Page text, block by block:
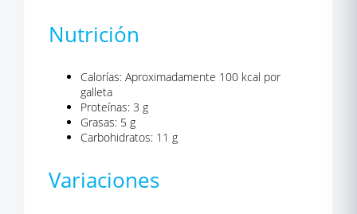
Nutrición
Calorías: Aproximadamente 100 kcal por
galleta
Proteínas: 3 g
Grasas: 5 g
Carbohidratos: 11 g
Variaciones